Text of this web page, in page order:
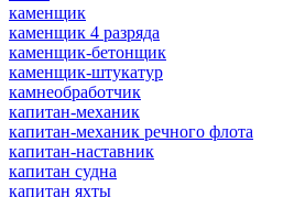
каменщик
каменщик 4 разряда
каменщик-бетонщик
каменщик-штукатур
камнеобработчик
капитан-механик
капитан-механик речного флота
капитан-наставник
капитан судна
капитан яхты